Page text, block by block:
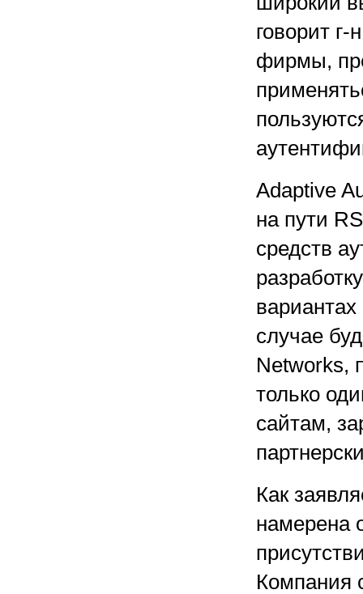
говорит
фирмы,
Adaptive
на пути
средств
случае
Networks,
только
сайтам,
Как
намерена
Компания